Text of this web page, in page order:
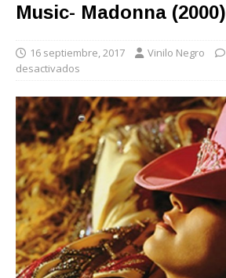
Music- Madonna (2000)
16 septiembre, 2017 Vinilo Negro
desactivados